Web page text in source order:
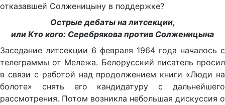
отказавшей Солженицыну в поддержке?
Острые дебаты на литсекции,
или Кто кого: Серебрякова против Солженицына
Заседание литсекции 6 февраля 1964 года началось с
телеграммы от Мележа. Белорусский писатель просил
в связи с работой над продолжением книги «Люди на
болоте» снять его кандидатуру с дальнейшего
рассмотрения. Потом возникла небольшая дискуссия о